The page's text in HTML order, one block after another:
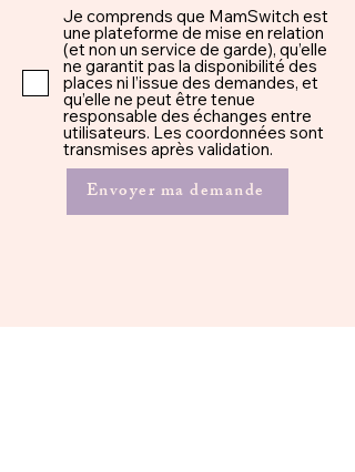
Je comprends que MamSwitch est
une plateforme de mise en relation
(et non un service de garde), qu’elle
ne garantit pas la disponibilité des
places ni l’issue des demandes, et
qu’elle ne peut être tenue
responsable des échanges entre
utilisateurs. Les coordonnées sont
transmises après validation.
Envoyer ma demande